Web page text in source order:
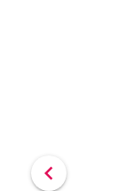
chevron_left